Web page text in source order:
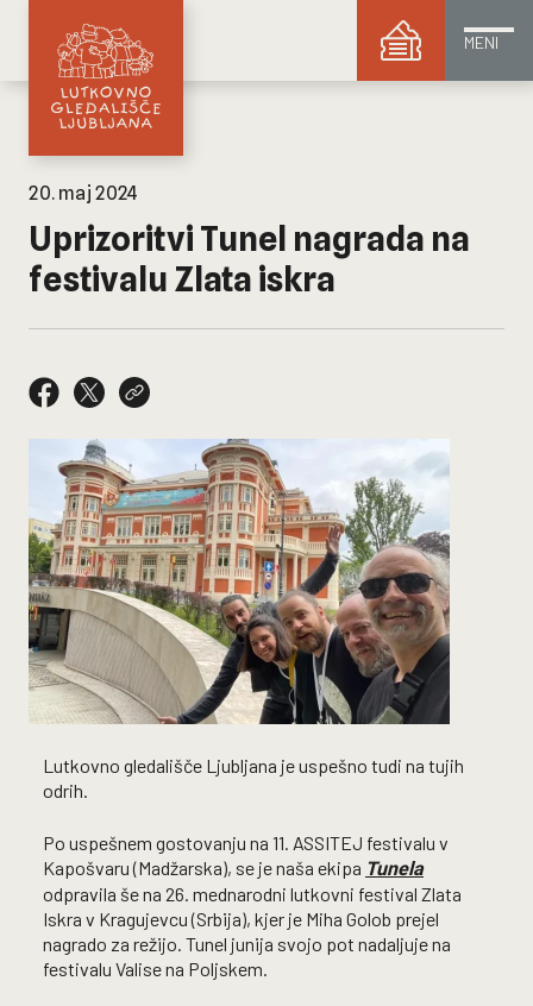
MENI
20. maj 2024
Uprizoritvi Tunel nagrada na
festivalu Zlata iskra
Lutkovno gledališče Ljubljana je uspešno tudi na tujih
odrih.
Po uspešnem gostovanju na 11. ASSITEJ festivalu v
Kapošvaru (Madžarska), se je naša ekipa Tunela
odpravila še na 26. mednarodni lutkovni festival Zlata
Iskra v Kragujevcu (Srbija), kjer je Miha Golob prejel
nagrado za režijo. Tunel junija svojo pot nadaljuje na
festivalu Valise na Poljskem.